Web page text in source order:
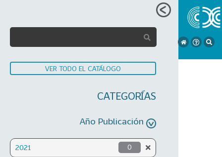
VER TODO EL CATÁLOGO
CATEGORÍAS
Año Publicación
2021 0